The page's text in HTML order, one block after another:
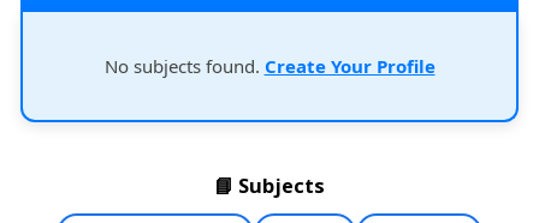
No subjects found. Create Your Profile
📘 Subjects